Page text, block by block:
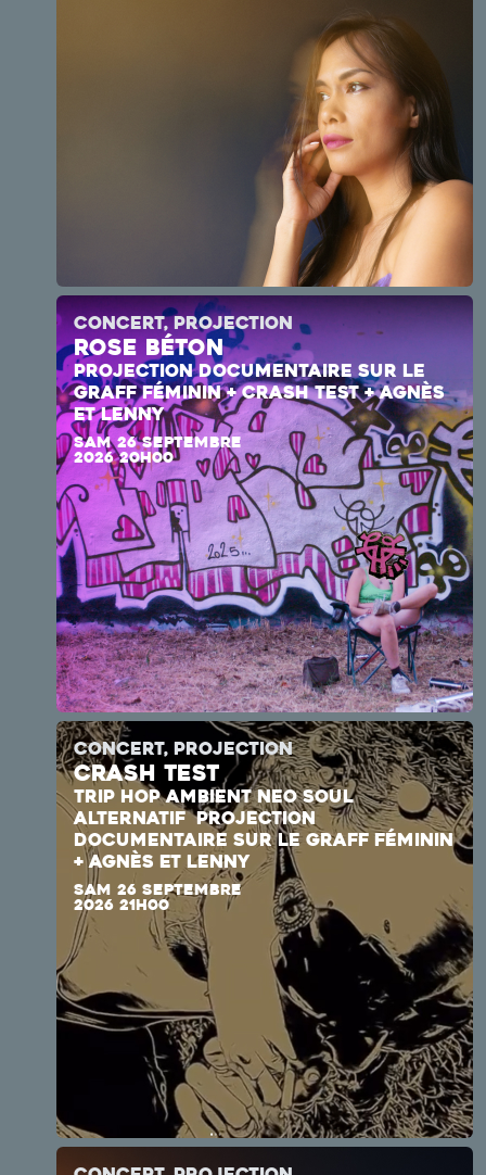
CONCERT, PROJECTION
Rose Béton
PROJECTION DOCUMENTAIRE SUR LE
GRAFF FÉMININ + CRASH TEST + AGNÈS
ET LENNY
SAM 26 SEPTEMBRE
2026 20H00
CONCERT, PROJECTION
CRASH TEST
TRIP HOP AMBIENT NEO SOUL
ALTERNATIF PROJECTION
DOCUMENTAIRE SUR LE GRAFF FÉMININ
+ AGNÈS ET LENNY
SAM 26 SEPTEMBRE
2026 21H00